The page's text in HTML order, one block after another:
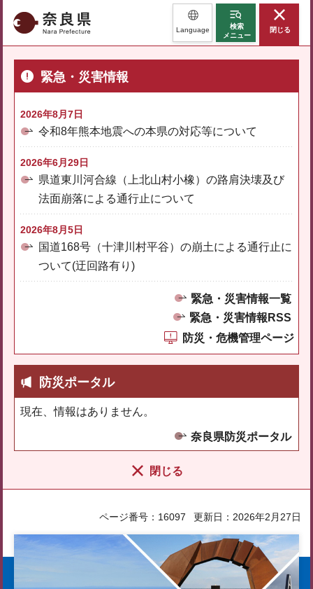
奈良県 Language
検索
メニュー
閉じる
緊急・災害情報
2026年8月7日
令和8年熊本地震への本県の対応等について
2026年6月29日
県道東川河合線（上北山村小橡）の路肩決壊及び
法面崩落による通行止について
2026年8月5日
国道168号（十津川村平谷）の崩土による通行止に
ついて(迂回路有り)
緊急・災害情報一覧
緊急・災害情報RSS
防災・危機管理ページ
防災ポータル
現在、情報はありません。
奈良県防災ポータル
閉じる
ページ番号：16097 更新日：2026年2月27日